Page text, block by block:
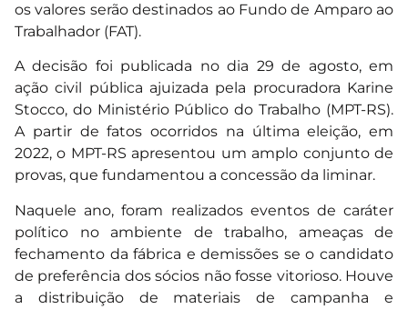
os valores serão destinados ao Fundo de Amparo ao
Trabalhador (FAT).
A decisão foi publicada no dia 29 de agosto, em
ação civil pública ajuizada pela procuradora Karine
Stocco, do Ministério Público do Trabalho (MPT-RS).
A partir de fatos ocorridos na última eleição, em
2022, o MPT-RS apresentou um amplo conjunto de
provas, que fundamentou a concessão da liminar.
Naquele ano, foram realizados eventos de caráter
político no ambiente de trabalho, ameaças de
fechamento da fábrica e demissões se o candidato
de preferência dos sócios não fosse vitorioso. Houve
a distribuição de materiais de campanha e